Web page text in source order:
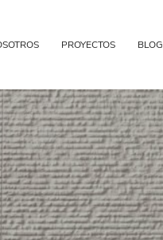
PROYECTOS BLOG